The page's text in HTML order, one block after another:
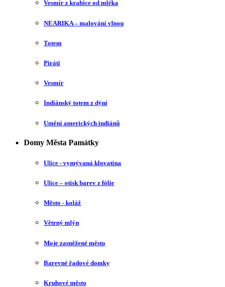
Vesmír z krabice od mléka
NEARIKA – malování vlnou
Totem
Piráti
Vesmír
Indiánský totem z dýní
Umění amerických indiánů
Domy Města Památky
Ulice - vymývaná klovatina
Ulice – otisk barev z fólie
Město - koláž
Větrný mlýn
Moje zasněžené město
Barevné řadové domky
Kruhové město